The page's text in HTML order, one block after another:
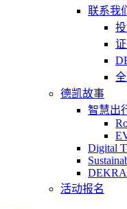
联系我们
德凯故事
智慧出
Digital
DEKRA
活动报名